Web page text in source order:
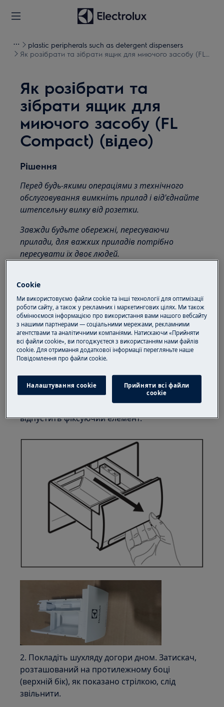
plastic peripherals such as detergent dispensers
Як розібрати та зібрати ящик для миючого засобу (FL
Як розібрати та
зібрати ящик для
миючого засобу (FL
Compact) (відео)
Рішення
Перед будь-якими операціями з технічного
обслуговування вимкніть прилад і від'єднайте
штепсельну вилку від розетки.
Завжди будьте обережні, пересуваючи
прилади, для важких приладів потрібно
пересувати їх двоє людей.
закрите взуття.
Зверніть увагу, що самостійний ремонт або
непрофесійний ремонт можуть мати наслідки
для безпеки, якщо їх не зробити належним
чином
Як розібрати та зібрати шухляду для
миючих засобів
1. Сильно потягніть висувний ящик для
миючого засобу до себе, доки його не
відпустить фіксуючий елемент.
2. Покладіть шухляду догори дном. Затискач,
розташований на протилежному боці
(верхній бік), як показано стрілкою, слід
звільнити.
Cookie
Ми використовуємо файли cookie та інші технології для оптимізації
роботи сайту, а також у рекламних і маркетингових цілях. Ми також
обмінюємося інформацією про використання вами нашого вебсайту
з нашими партнерами — соціальними мережами, рекламними
агентствами та аналітичними компаніями. Натискаючи «Прийняти
всі файли cookie», ви погоджуєтеся з використанням нами файлів
cookie. Для отримання додаткової інформації перегляньте наше
Пoвідомлення прo файли cookie.
Налаштування cookie
Прийняти всі файли
сookie